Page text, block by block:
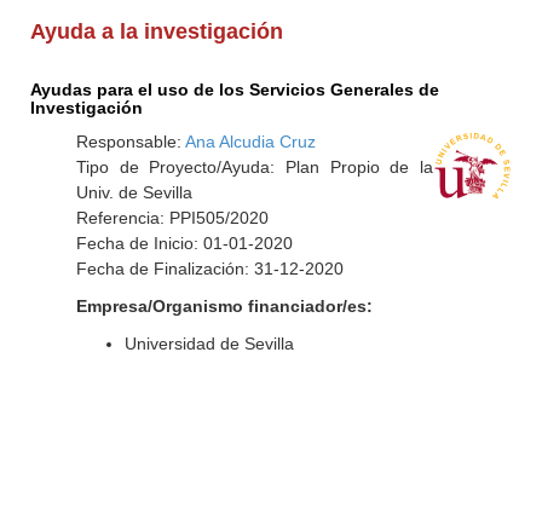
Ayuda a la investigación
Ayudas para el uso de los Servicios Generales de
Investigación
Responsable: Ana Alcudia Cruz
Tipo de Proyecto/Ayuda: Plan Propio de la
Univ. de Sevilla
Referencia: PPI505/2020
Fecha de Inicio: 01-01-2020
Fecha de Finalización: 31-12-2020
Empresa/Organismo financiador/es:
Universidad de Sevilla